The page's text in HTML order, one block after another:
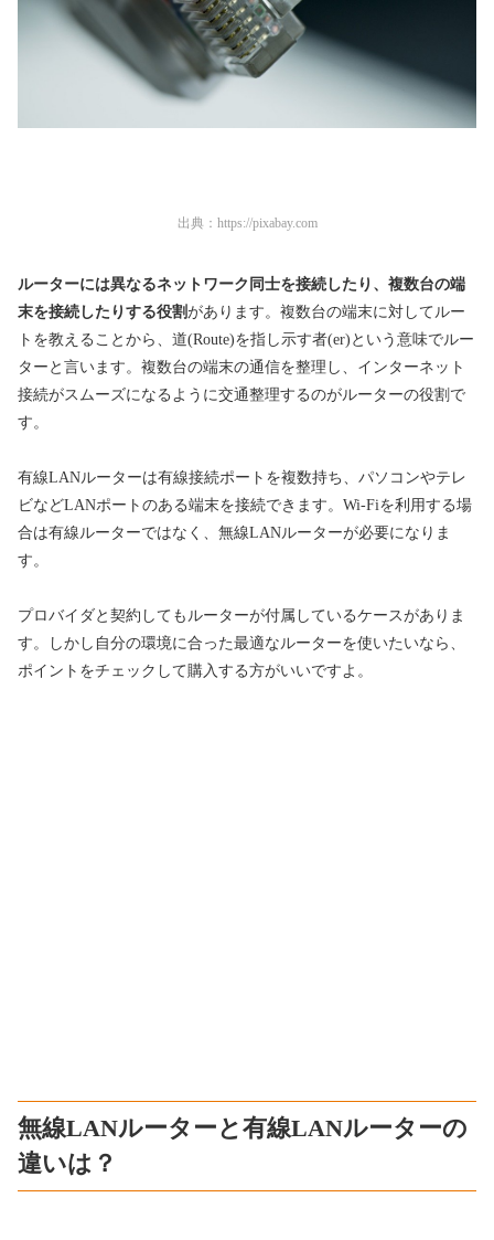
出典： https://pixabay.com
ルーターには異なるネットワーク同士を接続したり、複数台の端
末を接続したりする役割があります。複数台の端末に対してルー
トを教えることから、道(Route)を指し示す者(er)という意味でルー
ターと言います。複数台の端末の通信を整理し、インターネット
接続がスムーズになるように交通整理するのがルーターの役割で
す。
有線LANルーターは有線接続ポートを複数持ち、パソコンやテレ
ビなどLANポートのある端末を接続できます。Wi-Fiを利用する場
合は有線ルーターではなく、無線LANルーターが必要になりま
す。
プロバイダと契約してもルーターが付属しているケースがありま
す。しかし自分の環境に合った最適なルーターを使いたいなら、
ポイントをチェックして購入する方がいいですよ。
無線LANルーターと有線LANルーターの
違いは？